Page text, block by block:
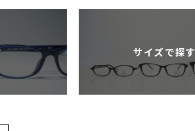
サイズで探す